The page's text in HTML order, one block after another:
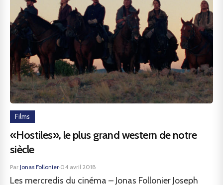
Films
«Hostiles», le plus grand western de notre
siècle
Par Jonas Follonier·04 avril 2018
Les mercredis du cinéma – Jonas Follonier Joseph